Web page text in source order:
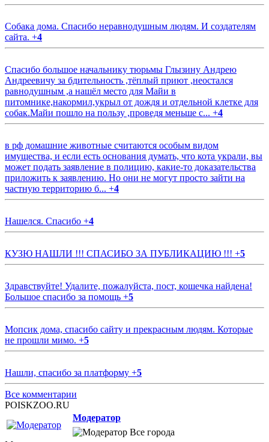
Собака дома. Спасибо неравнодушным людям. И создателям
сайта. +4
Спасибо большое начальнику тюрьмы Глызину Андрею
Андреевичу за бдительность ,тёплый приют ,неостался
равнодушным ,а нашёл место для Майи в
питомнике,накормил,укрыл от дождя и отдельной клетке для
собак.Майи пошло на пользу ,проведя меньше с... +4
в рф домашние животные считаются особым видом
имущества, и если есть основания думать, что кота украли, вы
может подать заявление в полицию, какие-то доказательства
приложить к заявлению. Но они не могут просто зайти на
частную территорию б... +4
Нашелся. Спасибо +4
КУЗЮ НАШЛИ !!! СПАСИБО ЗА ПУБЛИКАЦИЮ !!! +5
Здравствуйте! Удалите, пожалуйста, пост, кошечка найдена!
Большое спасибо за помощь +5
Мопсик дома, спасибо сайту и прекрасным людям. Которые
не прошли мимо. +5
Нашли, спасибо за платформу +5
Все комментарии
POISKZOO.RU
Модератор
Все города